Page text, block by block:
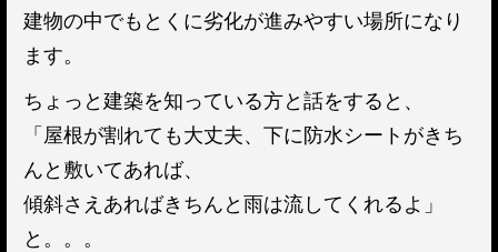
建物の中でもとくに劣化が進みやすい場所になり
ます。
ちょっと建築を知っている方と話をすると、
「屋根が割れても大丈夫、下に防水シートがきち
んと敷いてあれば、
傾斜さえあればきちんと雨は流してくれるよ」
と。。。